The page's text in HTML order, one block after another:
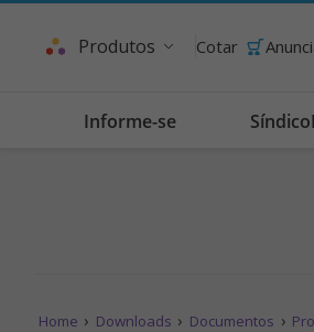
Produtos Cotar
Informe-se
Home Downloads Documentos